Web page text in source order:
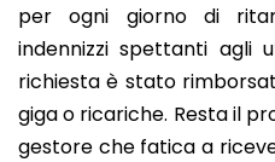
per ogni giorno di
indennizzi spettanti agli
richiesta è stato
giga o ricariche. Resta il
gestore che fatica a